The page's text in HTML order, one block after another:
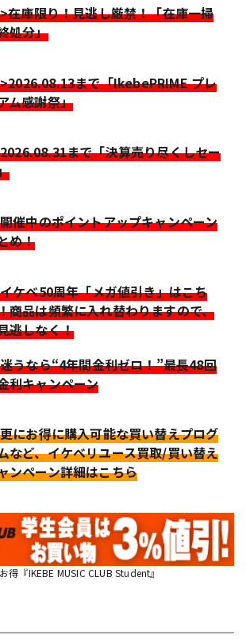
在庫限り！見逃し厳禁！「在庫一掃
処分」
まで「IkebePRIME プレ
ム感謝祭」
まで「決算売り尽くしセー
催中のポイントアップキャンペーン
め！
ケベ50周年「メガ値引き」はこち
商品は頻繁に入れ替わりますので、
逃しなく！
うなら“4年間金利ゼロ！”最長48回
利キャンペーン
にお得に購入可能な買い替えプログ
など、イケベリユース買取/買い替え
ンペーン詳細はこちら
得『IKEBE MUSIC CLUB Student』